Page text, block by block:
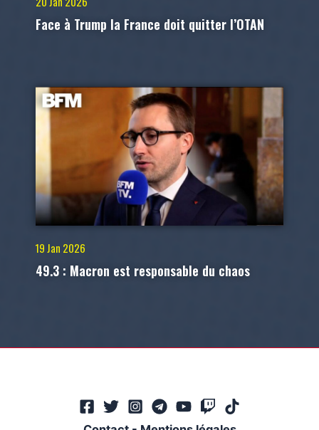
Face à Trump la France doit quitter l’OTAN
19 Jan 2026
49.3 : Macron est responsable du chaos